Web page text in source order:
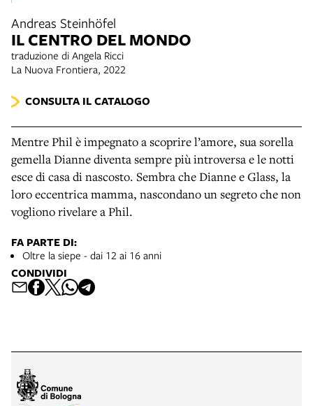
Andreas Steinhöfel
IL CENTRO DEL MONDO
traduzione di Angela Ricci
La Nuova Frontiera, 2022
CONSULTA IL CATALOGO
Mentre Phil è impegnato a scoprire l’amore, sua sorella
gemella Dianne diventa sempre più introversa e le notti
esce di casa di nascosto. Sembra che Dianne e Glass, la
loro eccentrica mamma, nascondano un segreto che non
vogliono rivelare a Phil.
FA PARTE DI:
Oltre la siepe - dai 12 ai 16 anni
CONDIVIDI